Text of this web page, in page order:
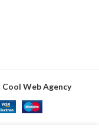
Cool Web Agency